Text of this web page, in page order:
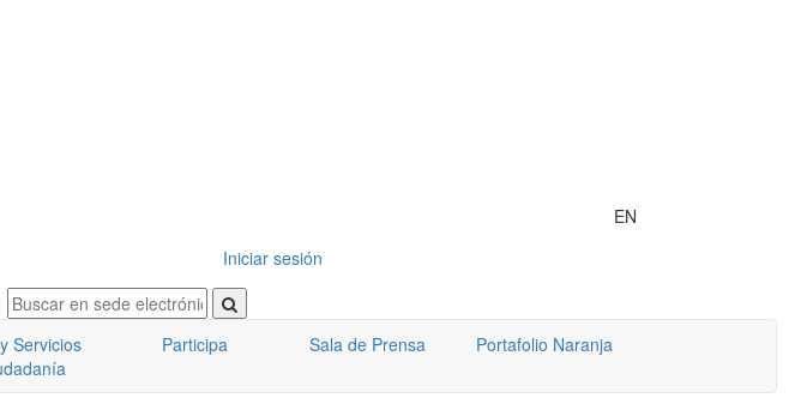
EN
Iniciar sesión
Servicios
Participa Sala de Prensa Portafolio Naranja